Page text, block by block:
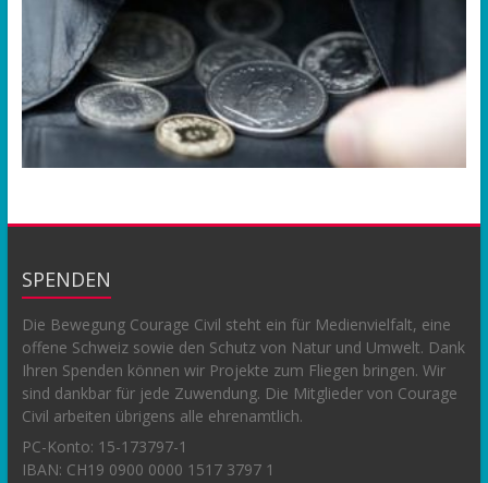
SPENDEN
Die Bewegung Courage Civil steht ein für Medienvielfalt, eine
offene Schweiz sowie den Schutz von Natur und Umwelt. Dank
Ihren Spenden können wir Projekte zum Fliegen bringen. Wir
sind dankbar für jede Zuwendung. Die Mitglieder von Courage
Civil arbeiten übrigens alle ehrenamtlich.
PC-Konto: 15-173797-1
IBAN: CH19 0900 0000 1517 3797 1